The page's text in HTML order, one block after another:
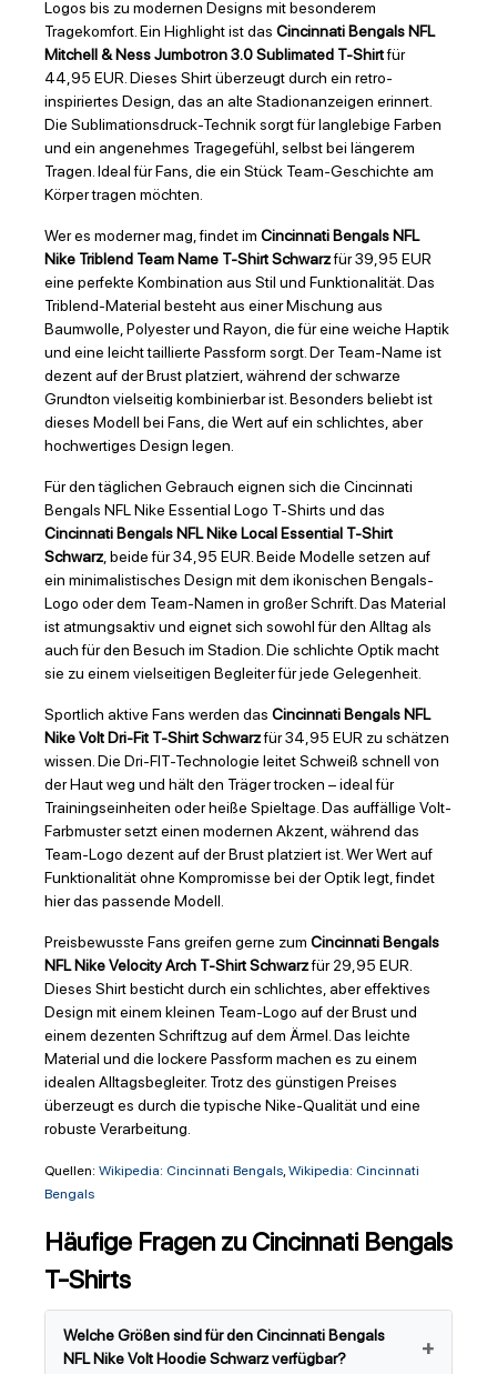
Logos bis zu modernen Designs mit besonderem
Tragekomfort. Ein Highlight ist das Cincinnati Bengals NFL
Mitchell & Ness Jumbotron 3.0 Sublimated T-Shirtfür
44,95 EUR. Dieses Shirt überzeugt durch ein retro-
inspiriertes Design, das an alte Stadionanzeigen erinnert.
Die Sublimationsdruck-Technik sorgt für langlebige Farben
und ein angenehmes Tragegefühl, selbst bei längerem
Tragen. Ideal für Fans, die ein Stück Team-Geschichte am
Körper tragen möchten.
Wer es moderner mag, findet im Cincinnati Bengals NFL
Nike Triblend Team Name T-Shirt Schwarzfür 39,95 EUR
eine perfekte Kombination aus Stil und Funktionalität. Das
Triblend-Material besteht aus einer Mischung aus
Baumwolle, Polyester und Rayon, die für eine weiche Haptik
und eine leicht taillierte Passform sorgt. Der Team-Name ist
dezent auf der Brust platziert, während der schwarze
Grundton vielseitig kombinierbar ist. Besonders beliebt ist
dieses Modell bei Fans, die Wert auf ein schlichtes, aber
hochwertiges Design legen.
Für den täglichen Gebrauch eignen sich die Cincinnati
Bengals NFL Nike Essential Logo T-Shirts und das
Cincinnati Bengals NFL Nike Local Essential T-Shirt
Schwarz, beide für 34,95 EUR. Beide Modelle setzen auf
ein minimalistisches Design mit dem ikonischen Bengals-
Logo oder dem Team-Namen in großer Schrift. Das Material
ist atmungsaktiv und eignet sich sowohl für den Alltag als
auch für den Besuch im Stadion. Die schlichte Optik macht
sie zu einem vielseitigen Begleiter für jede Gelegenheit.
Sportlich aktive Fans werden das Cincinnati Bengals NFL
Nike Volt Dri-Fit T-Shirt Schwarzfür 34,95 EUR zu schätzen
wissen. Die Dri-FIT-Technologie leitet Schweiß schnell von
der Haut weg und hält den Träger trocken – ideal für
Trainingseinheiten oder heiße Spieltage. Das auffällige Volt-
Farbmuster setzt einen modernen Akzent, während das
Team-Logo dezent auf der Brust platziert ist. Wer Wert auf
Funktionalität ohne Kompromisse bei der Optik legt, findet
hier das passende Modell.
Preisbewusste Fans greifen gerne zum Cincinnati Bengals
NFL Nike Velocity Arch T-Shirt Schwarzfür 29,95 EUR.
Dieses Shirt besticht durch ein schlichtes, aber effektives
Design mit einem kleinen Team-Logo auf der Brust und
einem dezenten Schriftzug auf dem Ärmel. Das leichte
Material und die lockere Passform machen es zu einem
idealen Alltagsbegleiter. Trotz des günstigen Preises
überzeugt es durch die typische Nike-Qualität und eine
robuste Verarbeitung.
Quellen: Wikipedia: Cincinnati Bengals, Wikipedia: Cincinnati
Bengals
Häufige Fragen zu Cincinnati Bengals
T-Shirts
Welche Größen sind für den Cincinnati Bengals
NFL Nike Volt Hoodie Schwarz verfügbar?